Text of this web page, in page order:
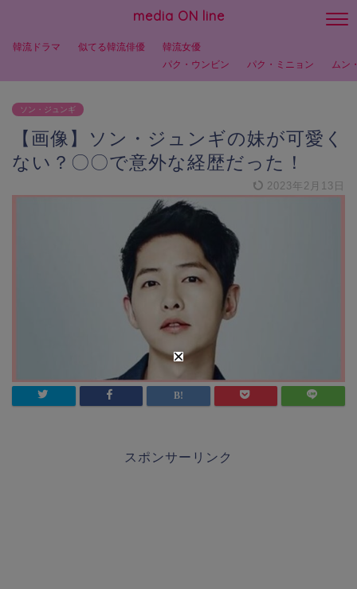
media ON line
韓流ドラマ 似てる韓流俳優
韓流女優
パク・ウンビン
パク・ミニョン ムン
ソン・ジュンギ
【画像】ソン・ジュンギの妹が可愛く
ない？〇〇で意外な経歴だった！
2023年2月13日
スポンサーリンク